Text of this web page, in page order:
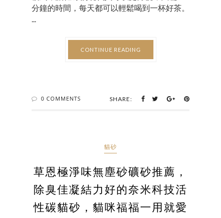
分鐘的時間，每天都可以輕鬆喝到一杯好茶。
CONTINUE READING
0 COMMENTS SHARE:
貓砂
草恩極淨味無塵砂礦砂推薦，
除臭佳凝結力好的奈米科技活
性碳貓砂，貓咪福福一用就愛